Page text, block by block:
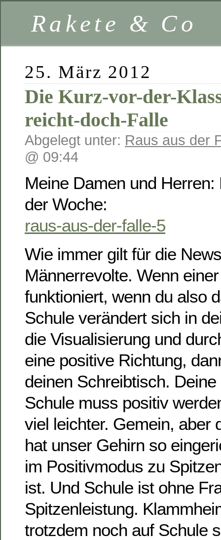
Rakete & Co
25. März 2012
Die Kurz-vor-der-
reicht-doch-Falle
Abgelegt unter: Raus aus der
@ 09:44
Meine Damen und
der Woche:
raus-aus-der-falle-5
Wie immer gilt für die
Männerrevolte. Wenn
funktioniert, wenn du also
Schule verändert sich in
die Visualisierung und
eine positive Richtung,
deinen Schreibtisch.
Schule muss positiv
viel leichter. Gemein, aber
hat unser Gehirn so
im Positivmodus zu
ist. Und Schule ist ohne
Spitzenleistung.
trotzdem noch auf Schule